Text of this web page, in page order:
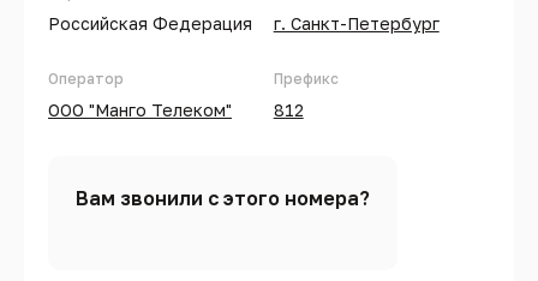
Российская Федерация
Оператор
ООО "Манго Телеком"
г. Санкт-Петербург
Префикс
812
Вам звонили с этого номера?